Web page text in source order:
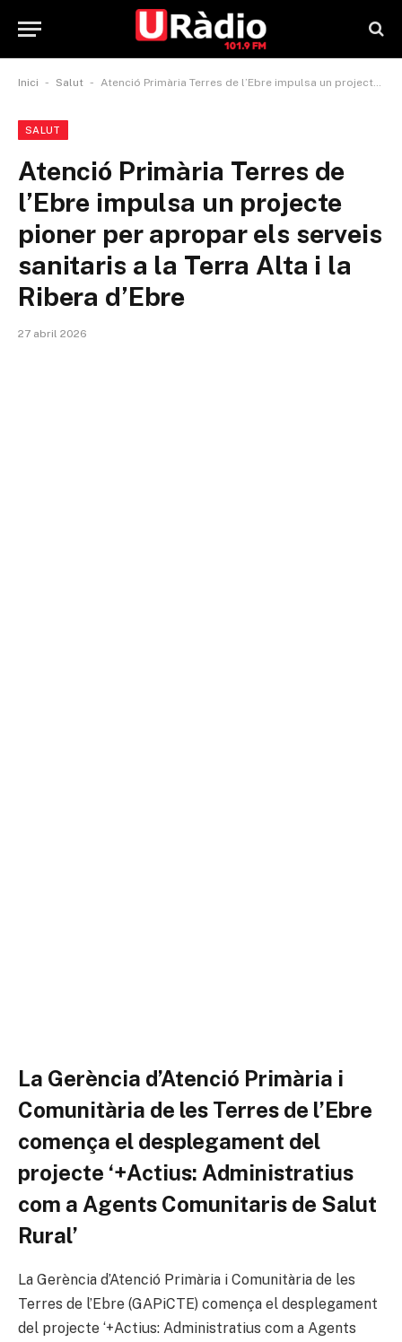
Inici - Salut - Atenció Primària Terres de l’Ebre impulsa un projecte pioner per apropar els serveis sanitaris a la Terra Alta i la Ribera d’Ebre
SALUT
Atenció Primària Terres de
l’Ebre impulsa un projecte
pioner per apropar els serveis
sanitaris a la Terra Alta i la
Ribera d’Ebre
27 abril 2026
La Gerència d’Atenció Primària i
Comunitària de les Terres de l’Ebre
comença el desplegament del
projecte ‘+Actius: Administratius
com a Agents Comunitaris de Salut
Rural’
La Gerència d’Atenció Primària i Comunitària de les
Terres de l’Ebre (GAPiCTE) comença el desplegament
del projecte ‘+Actius: Administratius com a Agents